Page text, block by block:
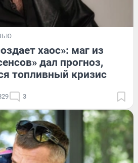
хаос»: маг из
дал прогноз,
топливный кризис
3